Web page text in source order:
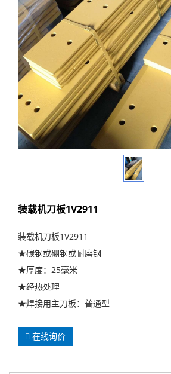
装载机刀板1V2911
装载机刀板1V2911
★碳钢或硼钢或耐磨钢
★厚度：25毫米
★经热处理
★焊接用主刀板：普通型
在线询价